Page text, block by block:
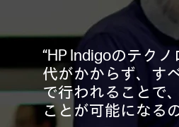
“HP Indigoのテク
代がかからず、す
で行われることで
ことが可能になる